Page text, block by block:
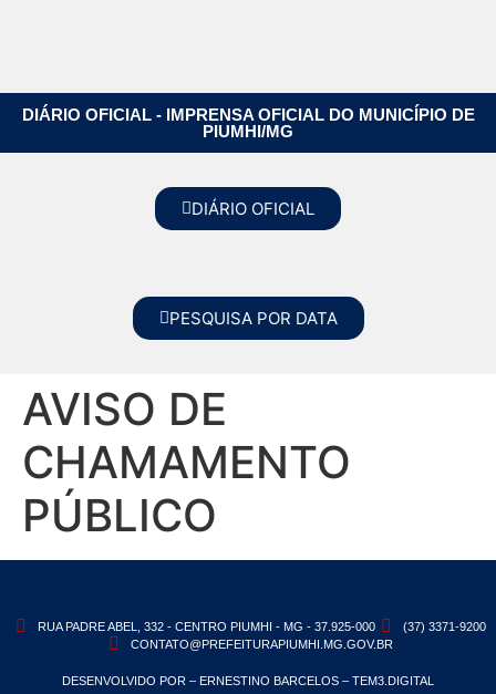
DIÁRIO OFICIAL - IMPRENSA OFICIAL DO MUNICÍPIO DE
PIUMHI/MG
DIÁRIO OFICIAL
PESQUISA POR DATA
AVISO DE
CHAMAMENTO
PÚBLICO
RUA PADRE ABEL, 332 - CENTRO PIUMHI - MG - 37.925-000
(37) 3371-9200
CONTATO@PREFEITURAPIUMHI.MG.GOV.BR
DESENVOLVIDO POR – ERNESTINO BARCELOS – TEM3.DIGITAL